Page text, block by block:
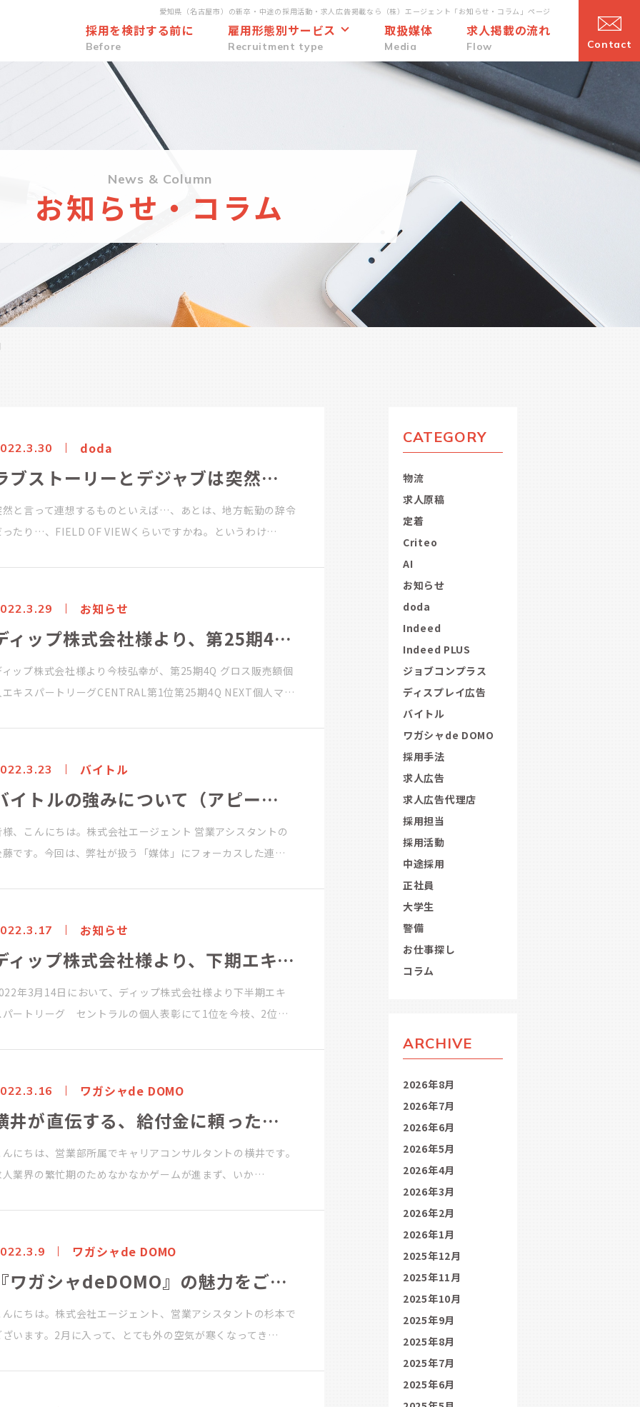
Contact
愛知県（名古屋市）の新卒・中途の採用活動・求人広告掲載なら（株）エージェント「お知らせ・コラム」ページ
採用を検討する前に
Before
雇用形態別サービス
Recruitment type
取扱媒体
Media
求人掲載の流れ
Flow
News & Column
お知らせ・コラム
doda
ラブストーリーとデジャブは突然に!?（あ、いちおうdodaのお話です）
然と言って連想するものといえば…、あとは、地方転勤の辞令
ったり…、FIELD OF VIEWくらいですかね。というわけ…
お知らせ
ディップ株式会社様より、第25期4Q の表彰されました！
ィップ株式会社様より今枝弘幸が、第25期4Q グロス販売額個
エキスパートリーグCENTRAL第1位第25期4Q NEXT個人マ…
バイトル
バイトルの強みについて（アピールできることは出し尽くせ！）
様、こんにちは。株式会社エージェント 営業アシスタントの
藤です。今回は、弊社が扱う「媒体」にフォーカスした連…
お知らせ
ディップ株式会社様より、下期エキスパートリーグ セントラルにて
年3月14日において、ディップ株式会社様より下半期エキ
パートリーグ セントラルの個人表彰にて1位を今枝、2位…
ワガシャde DOMO
横井が直伝する、給付金に頼ったキャリアアップの手法！
にちは、営業部所属でキャリアコンサルタントの横井です。
人業界の繁忙期のためなかなかゲームが進まず、いか…
ワガシャde DOMO
『ワガシャdeDOMO』の魅力をご紹介！
んにちは。株式会社エージェント、営業アシスタントの杉本で
ざいます。2月に入って、とても外の空気が寒くなってき…
CATEGORY
物流
求人原稿
定着
Criteo
AI
お知らせ
doda
Indeed
Indeed PLUS
ジョブコンプラス
ディスプレイ広告
バイトル
ワガシャde DOMO
採用手法
求人広告
求人広告代理店
採用担当
採用活動
中途採用
正社員
大学生
警備
お仕事探し
コラム
ARCHIVE
2026年8月
2026年7月
2026年6月
2026年5月
2026年4月
2026年3月
2026年2月
2026年1月
2025年12月
2025年11月
2025年10月
2025年9月
2025年8月
2025年7月
2025年6月